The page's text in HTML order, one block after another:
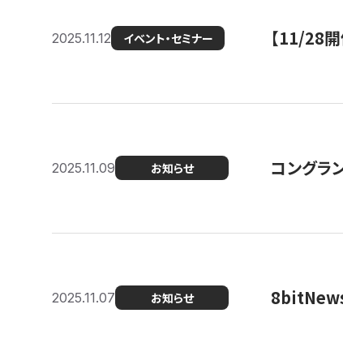
2025.11.12 イベント・セミナー 【11/28
2025.11.09 お知らせ コングラ
2025.11.07 お知らせ